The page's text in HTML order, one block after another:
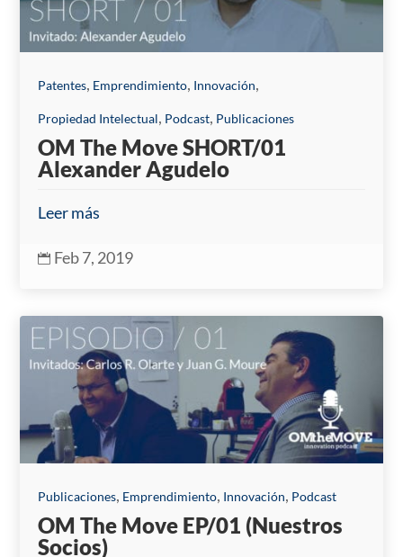
Patentes, Emprendimiento, Innovación,
Propiedad Intelectual, Podcast, Publicaciones
OM The Move SHORT/01
Alexander Agudelo
Leer más
 Feb 7, 2019
Publicaciones, Emprendimiento, Innovación, Podcast
OM The Move EP/01 (Nuestros
Socios)